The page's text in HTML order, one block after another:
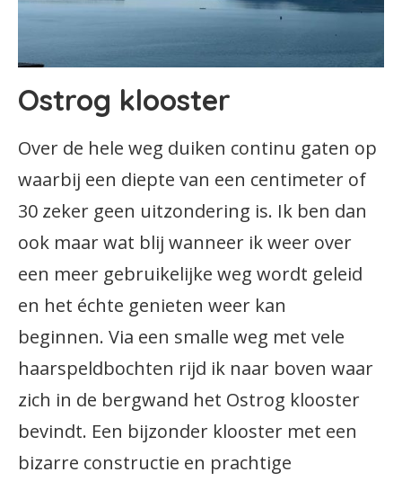
Ostrog klooster
Over de hele weg duiken continu gaten op
waarbij een diepte van een centimeter of
30 zeker geen uitzondering is. Ik ben dan
ook maar wat blij wanneer ik weer over
een meer gebruikelijke weg wordt geleid
en het échte genieten weer kan
beginnen. Via een smalle weg met vele
haarspeldbochten rijd ik naar boven waar
zich in de bergwand het Ostrog klooster
bevindt. Een bijzonder klooster met een
bizarre constructie en prachtige